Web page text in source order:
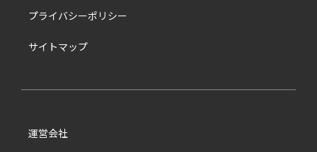
プライバシーポリシー
サイトマップ
運営会社